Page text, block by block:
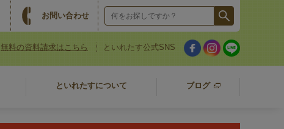
お問い合わせ
無料の資料請求はこちら といれたす公式SNS
といれたすについて ブログ